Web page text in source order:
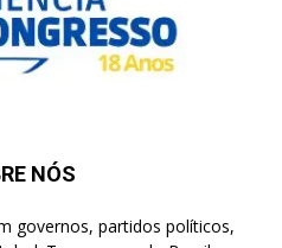
NÓS
governos, partidos políticos,